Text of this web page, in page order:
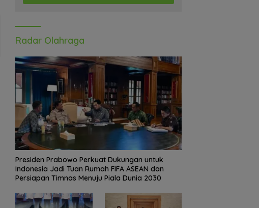
Radar Olahraga
Presiden Prabowo Perkuat Dukungan untuk
Indonesia Jadi Tuan Rumah FIFA ASEAN dan
Persiapan Timnas Menuju Piala Dunia 2030